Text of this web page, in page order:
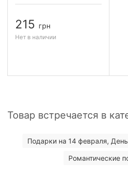
215 грн
Нет в наличии
Товар встречается в
Подарки на 14 февраля, День
Романтические